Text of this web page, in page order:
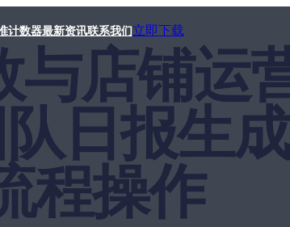
计数器最新资讯联系我们立即下载
店铺运
日报生
程操作